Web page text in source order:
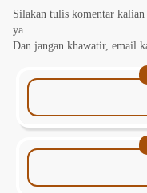
Silakan tulis komentar
ya...
Dan jangan khawatir, email